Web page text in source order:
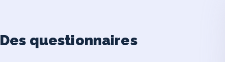
Des questionnaires